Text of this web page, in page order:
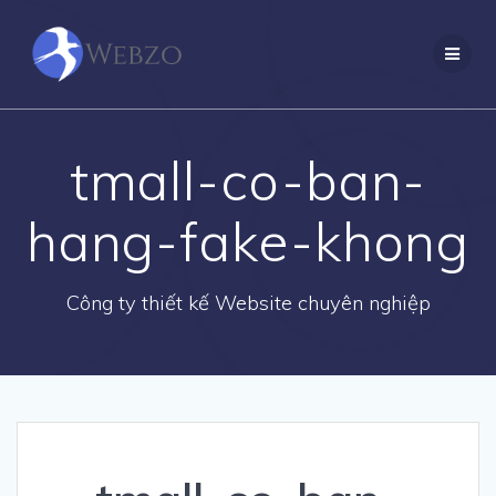
tmall-co-ban-
hang-fake-khong
Công ty thiết kế Website chuyên nghiệp